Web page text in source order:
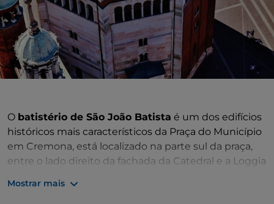
O batistério de São João Batista é um dos edifícios
históricos mais característicos da Praça do Município
em Cremona, está localizado na parte sul da praça,
entre o lado direito da fachada da Catedral e a Loggia
Mostrar mais